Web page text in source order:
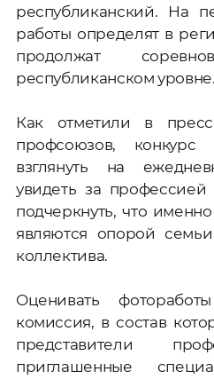
республиканский. На
работы определят в
продолжат
республиканском уровне.
Как отметили в
профсоюзов, конкурс
взглянуть на
увидеть за
подчеркнуть, что
являются опорой
коллектива.
Оценивать
комиссия, в состав
представители
приглашенные